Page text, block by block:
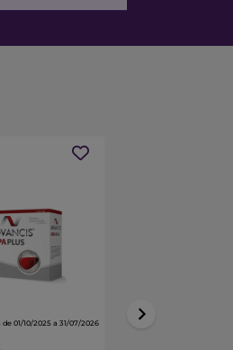
01/10/2025 a 31/07/2026 *Promoção válida de 01/